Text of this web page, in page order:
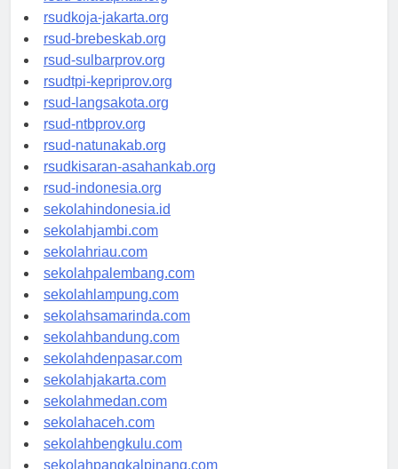
rsud-cilacapkab.org
rsudkoja-jakarta.org
rsud-brebeskab.org
rsud-sulbarprov.org
rsudtpi-kepriprov.org
rsud-langsakota.org
rsud-ntbprov.org
rsud-natunakab.org
rsudkisaran-asahankab.org
rsud-indonesia.org
sekolahindonesia.id
sekolahjambi.com
sekolahriau.com
sekolahpalembang.com
sekolahlampung.com
sekolahsamarinda.com
sekolahbandung.com
sekolahdenpasar.com
sekolahjakarta.com
sekolahmedan.com
sekolahaceh.com
sekolahbengkulu.com